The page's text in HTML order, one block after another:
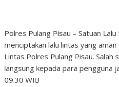
Polres Pulang Pisau – Satuan
menciptakan lalu lintas yang
Lintas Polres Pulang Pisau. Salah
langsung kepada para pengguna
09.30 WIB